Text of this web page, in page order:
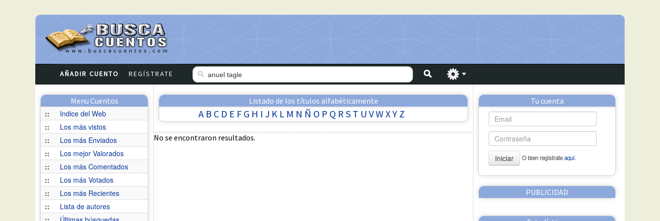
AÑADIR CUENTO REGÍSTRATE
Menu Cuentos
::
Indice del Web
::
Los más vistos
::
Los más Enviados
::
Los mejor Valorados
::
Los más Comentados
::
Los más Votados
::
Los más Recientes
::
Lista de autores
Listado de los títulos alfabéticamente
A B C D E F G H I J K L M N Ñ O P Q R S T U VWXY Z
No se encontraron resultados.
Tu cuenta
Iniciar O bien regístrateaquí.
PUBLICIDAD